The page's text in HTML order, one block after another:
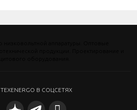
TEXENERGO В СОЦСЕТЯХ